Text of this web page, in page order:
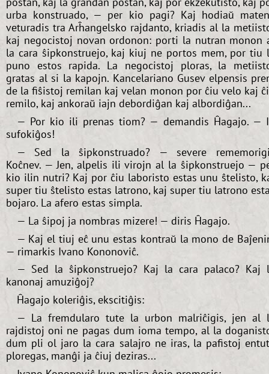
urba konstruado, — per kio pagi? Kaj hodiaŭ
veturadis tra Arĥangelsko rajdanto, kriadis al la
kaj negocistoj novan ordonon: porti la nutran monon
la cara ŝipkonstruejo, kaj kiuj ne portos mem, por tiu
puno estos rapida. La negocistoj ploras, la
gratas al si la kapojn. Kancelariano Gusev elpensis
de la fiŝistoj remilan kaj velan monon por ĉiu velo kaj
remilo, kaj ankoraŭ iajn debordiĝan kaj albordiĝan...
— Por kio ili prenas tiom? — demandis Ĥagajo. —
sufokiĝos!
— Sed la ŝipkonstruado? — severe
Koĉnev. — Jen, alpelis ili virojn al la ŝipkonstruejo —
kio ilin nutri? Kaj por ĉiu laboristo estas unu ŝtelisto,
super tiu ŝtelisto estas latrono, kaj super tiu latrono
bojaro. La afero estas simpla.
— La ŝipoj ja nombras mizere! — diris Ĥagajo.
— Kaj el tiuj eĉ unu estas kontraŭ la mono de
— rimarkis Ivano Kononoviĉ.
— Sed la ŝipkonstruejo? Kaj la cara palaco? Kaj
kanonaj amuziĝoj?
Ĥagajo koleriĝis, ekscitiĝis:
— La fremdularo tute la urbon malriĉigis, jen al
rajdistoj oni ne pagas dum ioma tempo, al la
dum pli ol jaro la cara salajro ne iras, la pafistoj
ploregas, manĝi ja ĉiuj deziras...